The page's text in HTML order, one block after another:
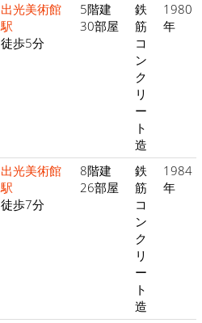
出光美術館
駅
徒歩5分
5階建
30部屋
鉄
筋
コ
ン
ク
リ
ー
ト
造
1980
年
出光美術館
駅
徒歩7分
8階建
26部屋
鉄
筋
コ
ン
ク
リ
ー
ト
造
1984
年